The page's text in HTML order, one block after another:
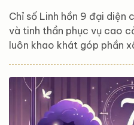
Chỉ số Linh hồn 9 đại diện
và tinh thần phục vụ cao
luôn khao khát góp phần
Bạn có phải là người
hiểu rõ hơn về ảnh hưởng
của mình? Hãy cùng
số Linh hồn số 9 trong